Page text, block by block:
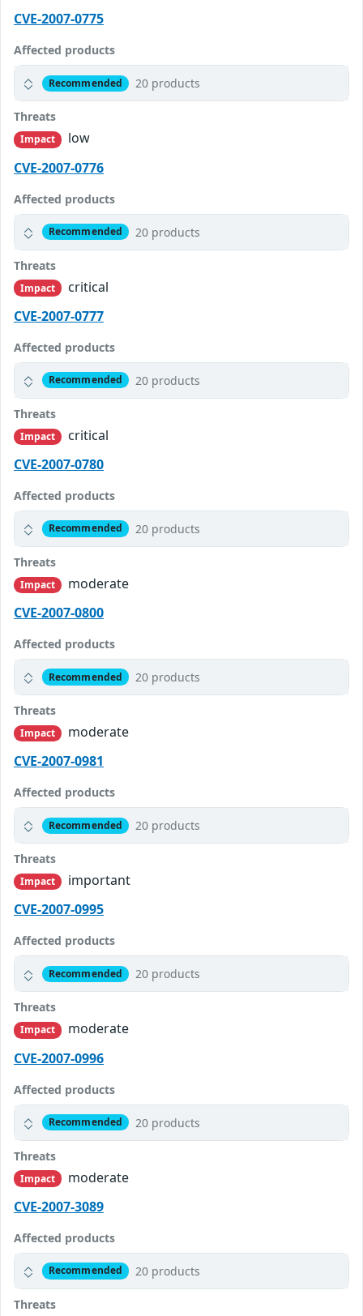
CVE-2007-0775
Affected products
Recommended 20 products
Threats
Impact
low
CVE-2007-0776
Affected products
Recommended 20 products
Threats
Impact
critical
CVE-2007-0777
Affected products
Recommended 20 products
Threats
Impact
critical
CVE-2007-0780
Affected products
Recommended 20 products
Threats
Impact
moderate
CVE-2007-0800
Affected products
Recommended 20 products
Threats
Impact
moderate
CVE-2007-0981
Affected products
Recommended 20 products
Threats
Impact
important
CVE-2007-0995
Affected products
Recommended 20 products
Threats
Impact
moderate
CVE-2007-0996
Affected products
Recommended 20 products
Threats
Impact
moderate
CVE-2007-3089
Affected products
Recommended 20 products
Threats